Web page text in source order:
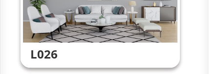
L026